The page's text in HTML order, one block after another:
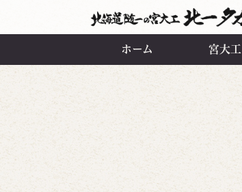
ホーム 宮大工